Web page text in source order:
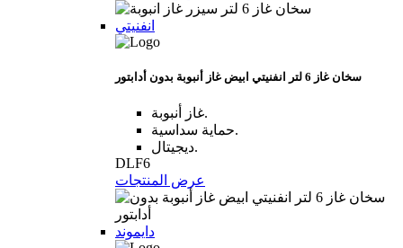
انفنيتي
سخان غاز 6 لتر انفنيتي ابيض غاز أنبوبة بدون أدابتور
غاز أنبوبة.
حماية سداسية.
ديجيتال.
DLF6
عرض المنتجات
دايموند